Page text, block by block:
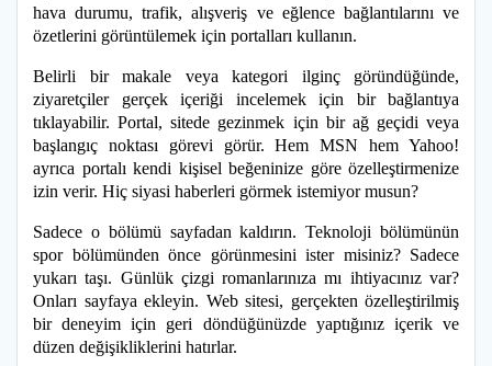
hava durumu, trafik, alışveriş ve eğlence bağlantılarını ve
özetlerini görüntülemek için portalları kullanın.
Belirli bir makale veya kategori ilginç göründüğünde,
ziyaretçiler gerçek içeriği incelemek için bir bağlantıya
tıklayabilir. Portal, sitede gezinmek için bir ağ geçidi veya
başlangıç ​​noktası görevi görür. Hem MSN hem Yahoo!
ayrıca portalı kendi kişisel beğeninize göre özelleştirmenize
izin verir. Hiç siyasi haberleri görmek istemiyor musun?
Sadece o bölümü sayfadan kaldırın. Teknoloji bölümünün
spor bölümünden önce görünmesini ister misiniz? Sadece
yukarı taşı. Günlük çizgi romanlarınıza mı ihtiyacınız var?
Onları sayfaya ekleyin. Web sitesi, gerçekten özelleştirilmiş
bir deneyim için geri döndüğünüzde yaptığınız içerik ve
düzen değişikliklerini hatırlar.